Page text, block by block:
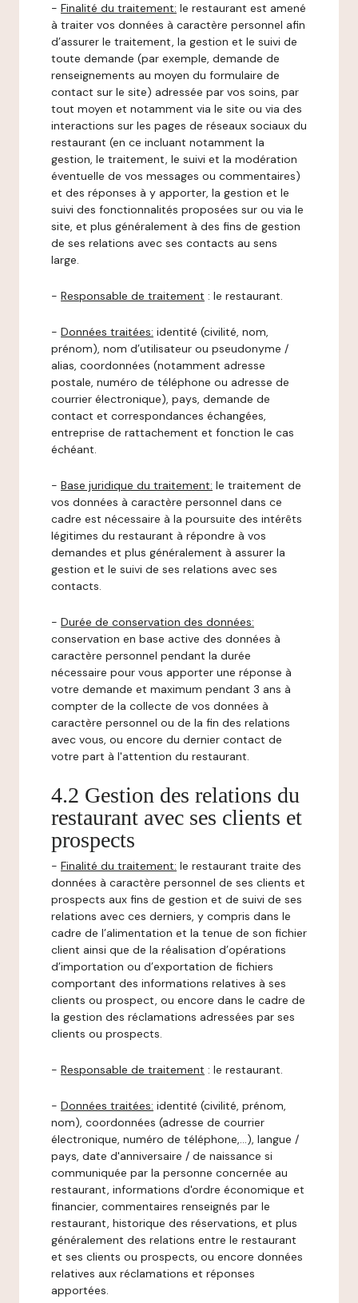
- Finalité du traitement: le restaurant est amené
à traiter vos données à caractère personnel afin
d’assurer le traitement, la gestion et le suivi de
toute demande (par exemple, demande de
renseignements au moyen du formulaire de
contact sur le site) adressée par vos soins, par
tout moyen et notamment via le site ou via des
interactions sur les pages de réseaux sociaux du
restaurant (en ce incluant notamment la
gestion, le traitement, le suivi et la modération
éventuelle de vos messages ou commentaires)
et des réponses à y apporter, la gestion et le
suivi des fonctionnalités proposées sur ou via le
site, et plus généralement à des fins de gestion
de ses relations avec ses contacts au sens
large.
- Responsable de traitement : le restaurant.
- Données traitées: identité (civilité, nom,
prénom), nom d’utilisateur ou pseudonyme /
alias, coordonnées (notamment adresse
postale, numéro de téléphone ou adresse de
courrier électronique), pays, demande de
contact et correspondances échangées,
entreprise de rattachement et fonction le cas
échéant.
- Base juridique du traitement: le traitement de
vos données à caractère personnel dans ce
cadre est nécessaire à la poursuite des intérêts
légitimes du restaurant à répondre à vos
demandes et plus généralement à assurer la
gestion et le suivi de ses relations avec ses
contacts.
- Durée de conservation des données:
conservation en base active des données à
caractère personnel pendant la durée
nécessaire pour vous apporter une réponse à
votre demande et maximum pendant 3 ans à
compter de la collecte de vos données à
caractère personnel ou de la fin des relations
avec vous, ou encore du dernier contact de
votre part à l'attention du restaurant.
4.2 Gestion des relations du
restaurant avec ses clients et
prospects
- Finalité du traitement: le restaurant traite des
données à caractère personnel de ses clients et
prospects aux fins de gestion et de suivi de ses
relations avec ces derniers, y compris dans le
cadre de l’alimentation et la tenue de son fichier
client ainsi que de la réalisation d’opérations
d’importation ou d’exportation de fichiers
comportant des informations relatives à ses
clients ou prospect, ou encore dans le cadre de
la gestion des réclamations adressées par ses
clients ou prospects.
- Responsable de traitement : le restaurant.
- Données traitées: identité (civilité, prénom,
nom), coordonnées (adresse de courrier
électronique, numéro de téléphone,…), langue /
pays, date d'anniversaire / de naissance si
communiquée par la personne concernée au
restaurant, informations d'ordre économique et
financier, commentaires renseignés par le
restaurant, historique des réservations, et plus
généralement des relations entre le restaurant
et ses clients ou prospects, ou encore données
relatives aux réclamations et réponses
apportées.